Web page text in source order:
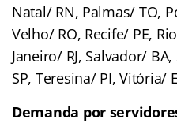
Natal/ RN, Palmas/ TO,
Velho/ RO, Recife/ PE,
Janeiro/ RJ, Salvador/
SP, Teresina/ PI, Vitória/
Demanda por